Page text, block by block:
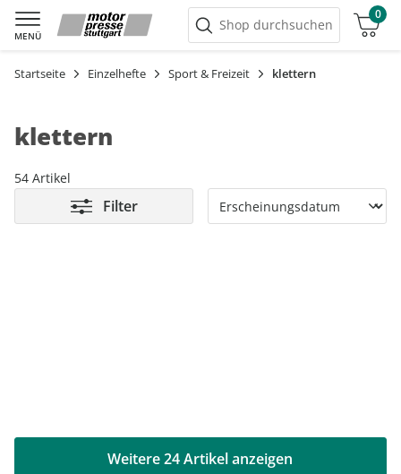
MENÜ
Shop durchsuchen
0
Warenkorb
Startseite Einzelhefte Sport & Freizeit klettern
klettern
54 Artikel
Filter
Weitere 24 Artikel anzeigen